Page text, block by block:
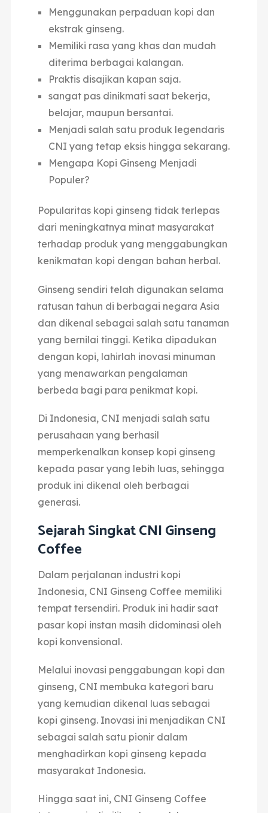
Menggunakan perpaduan kopi dan
ekstrak ginseng.
Memiliki rasa yang khas dan mudah
diterima berbagai kalangan.
Praktis disajikan kapan saja.
sangat pas dinikmati saat bekerja,
belajar, maupun bersantai.
Menjadi salah satu produk legendaris
CNI yang tetap eksis hingga sekarang.
Mengapa Kopi Ginseng Menjadi
Populer?
Popularitas kopi ginseng tidak terlepas
dari meningkatnya minat masyarakat
terhadap produk yang menggabungkan
kenikmatan kopi dengan bahan herbal.
Ginseng sendiri telah digunakan selama
ratusan tahun di berbagai negara Asia
dan dikenal sebagai salah satu tanaman
yang bernilai tinggi. Ketika dipadukan
dengan kopi, lahirlah inovasi minuman
yang menawarkan pengalaman
berbeda bagi para penikmat kopi.
Di Indonesia, CNI menjadi salah satu
perusahaan yang berhasil
memperkenalkan konsep kopi ginseng
kepada pasar yang lebih luas, sehingga
produk ini dikenal oleh berbagai
generasi.
Sejarah Singkat CNI Ginseng
Coffee
Dalam perjalanan industri kopi
Indonesia, CNI Ginseng Coffee memiliki
tempat tersendiri. Produk ini hadir saat
pasar kopi instan masih didominasi oleh
kopi konvensional.
Melalui inovasi penggabungan kopi dan
ginseng, CNI membuka kategori baru
yang kemudian dikenal luas sebagai
kopi ginseng. Inovasi ini menjadikan CNI
sebagai salah satu pionir dalam
menghadirkan kopi ginseng kepada
masyarakat Indonesia.
Hingga saat ini, CNI Ginseng Coffee